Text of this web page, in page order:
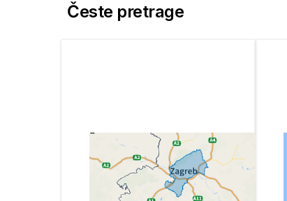
Česte pretrage